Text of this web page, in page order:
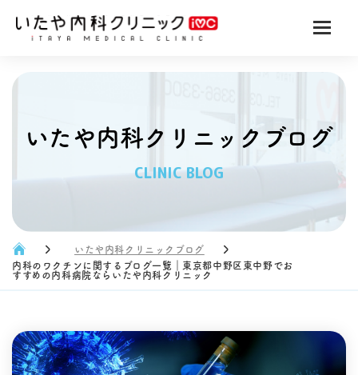
いたや内科クリニックブログ
CLINIC BLOG
いたや内科クリニックブログ
内科のワクチンに関するブログ一覧｜東京都中野区東中野でお
すすめの内科病院ならいたや内科クリニック